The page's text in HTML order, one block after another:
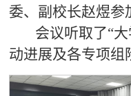
委、副校长赵煜参
会议听取了“
动进展及各专项组